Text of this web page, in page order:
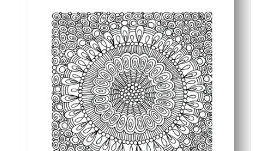
Ideal für Familien und Klassenzimmer. Teilen Sie ein